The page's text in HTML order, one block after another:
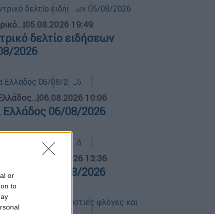
or
to
|05.08.2026 19:49
δελτίο ειδήσεων
2026
|06.08.2026 10:06
06/08/2026
05.08.2026 13:36
05/08/2026